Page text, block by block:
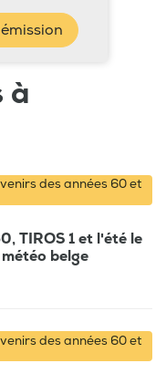
à
des années 60 et
TIROS 1 et l'été le
belge
des années 60 et